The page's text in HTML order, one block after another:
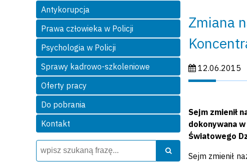
Antykorupcja
Prawa człowieka w Policji
Psychologia w Policji
Sprawy kadrowo-szkoleniowe
Oferty pracy
Do pobrania
Kontakt
Wyszukiwarka
Szukaj
Zmiana
Data publikacji:
12.06.2015
Sejm zmienił
dokonywana
Światowego
Sejm zmienił